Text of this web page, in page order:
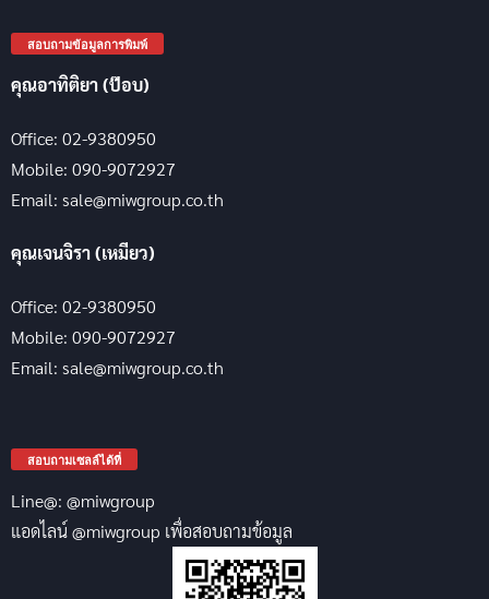
สอบถามข้อมูลการพิมพ์
คุณอาทิติยา (ป๊อบ)
Office: 02-9380950
Mobile: 090-9072927
Email: sale@miwgroup.co.th
คุณเจนจิรา (เหมียว)
Office: 02-9380950
Mobile: 090-9072927
Email: sale@miwgroup.co.th
สอบถามเซลล์ได้ที่
Line@: @miwgroup
แอดไลน์ @miwgroup เพื่อสอบถามข้อมูล